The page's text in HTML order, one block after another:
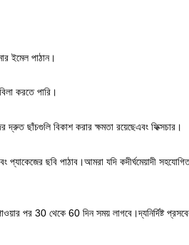
ইমেল পাঠান।
করতে পারি।
দ্রুত ছাঁচগুলি বিকাশ করার ক্ষমতা রয়েছেএবং ফিক্সচার।
প্যাকেজের ছবি পাঠাব।আমরা যদি কদীর্ঘমেয়াদী
পর 30 থেকে 60 দিন সময় লাগবে।দ্যনির্দিষ্ট